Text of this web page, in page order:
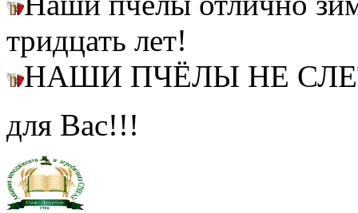
тридцать лет!
НАШИ ПЧЁЛЫ НЕ
для Вас!!!